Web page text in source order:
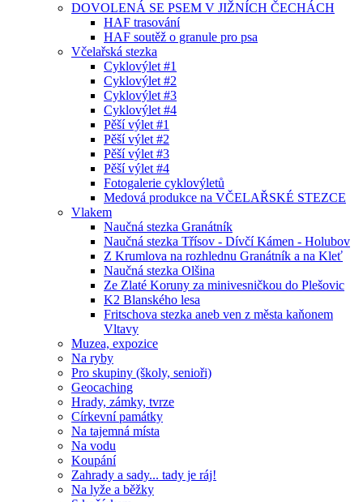
DOVOLENÁ SE PSEM V JIŽNÍCH ČECHÁCH
HAF trasování
HAF soutěž o granule pro psa
Včelařská stezka
Cyklovýlet #1
Cyklovýlet #2
Cyklovýlet #3
Cyklovýlet #4
Pěší výlet #1
Pěší výlet #2
Pěší výlet #3
Pěší výlet #4
Fotogalerie cyklovýletů
Medová produkce na VČELAŘSKÉ STEZCE
Vlakem
Naučná stezka Granátník
Naučná stezka Třísov - Dívčí Kámen - Holubov
Z Krumlova na rozhlednu Granátník a na Kleť
Naučná stezka Olšina
Ze Zlaté Koruny za minivesničkou do Plešovic
K2 Blanského lesa
Fritschova stezka aneb ven z města kaňonem
Vltavy
Muzea, expozice
Na ryby
Pro skupiny (školy, senioři)
Geocaching
Hrady, zámky, tvrze
Církevní památky
Na tajemná místa
Na vodu
Koupání
Zahrady a sady... tady je ráj!
Na lyže a běžky